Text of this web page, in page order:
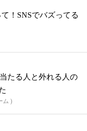
て！SNSでバズってる
たる人と外れる人の
ム )